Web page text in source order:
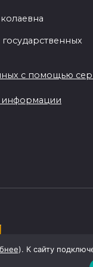
с помощью
информации
). К сайту